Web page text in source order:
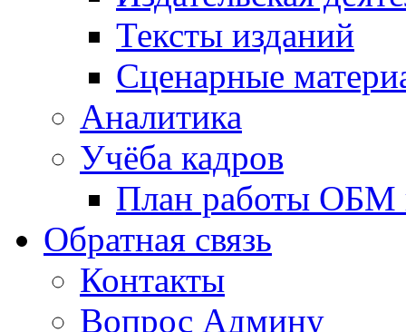
Тексты изданий
Сценарные
Аналитика
Учёба кадров
План работы ОБМ
Обратная связь
Контакты
Вопрос Админу